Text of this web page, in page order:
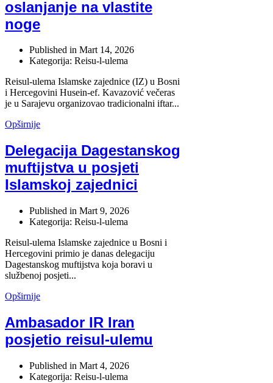
oslanjanje na vlastite
noge
Published in Mart 14, 2026
Kategorija: Reisu-l-ulema
Reisul-ulema Islamske zajednice (IZ) u Bosni
i Hercegovini Husein-ef. Kavazović večeras
je u Sarajevu organizovao tradicionalni iftar...
Opširnije
Delegacija Dagestanskog
muftijstva u posjeti
Islamskoj zajednici
Published in Mart 9, 2026
Kategorija: Reisu-l-ulema
Reisul-ulema Islamske zajednice u Bosni i
Hercegovini primio je danas delegaciju
Dagestanskog muftijstva koja boravi u
službenoj posjeti...
Opširnije
Ambasador IR Iran
posjetio reisul-ulemu
Published in Mart 4, 2026
Kategorija: Reisu-l-ulema